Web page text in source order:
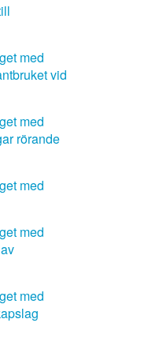
med
vid
med
rörande
med
med
med